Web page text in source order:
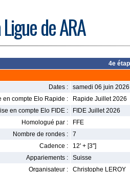
de ARA
4e
Dates :
samedi 06 juin
en compte Elo Rapide :
Rapide Juillet 2026
en compte Elo FIDE :
FIDE Juillet 2026
Homologué par :
FFE
Nombre de rondes :
7
Cadence :
12' + [3'']
Appariements :
Suisse
Organisateur :
Christophe LEROY